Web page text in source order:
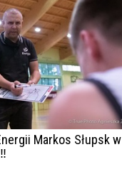
Markos Słupsk w